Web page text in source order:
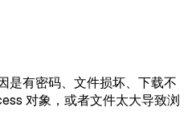
是有密码、文件损坏、下载不
对象，或者文件太大导致浏